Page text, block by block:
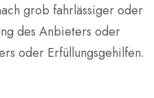
grob fahrlässiger oder
des Anbieters oder
oder Erfüllungsgehilfen.